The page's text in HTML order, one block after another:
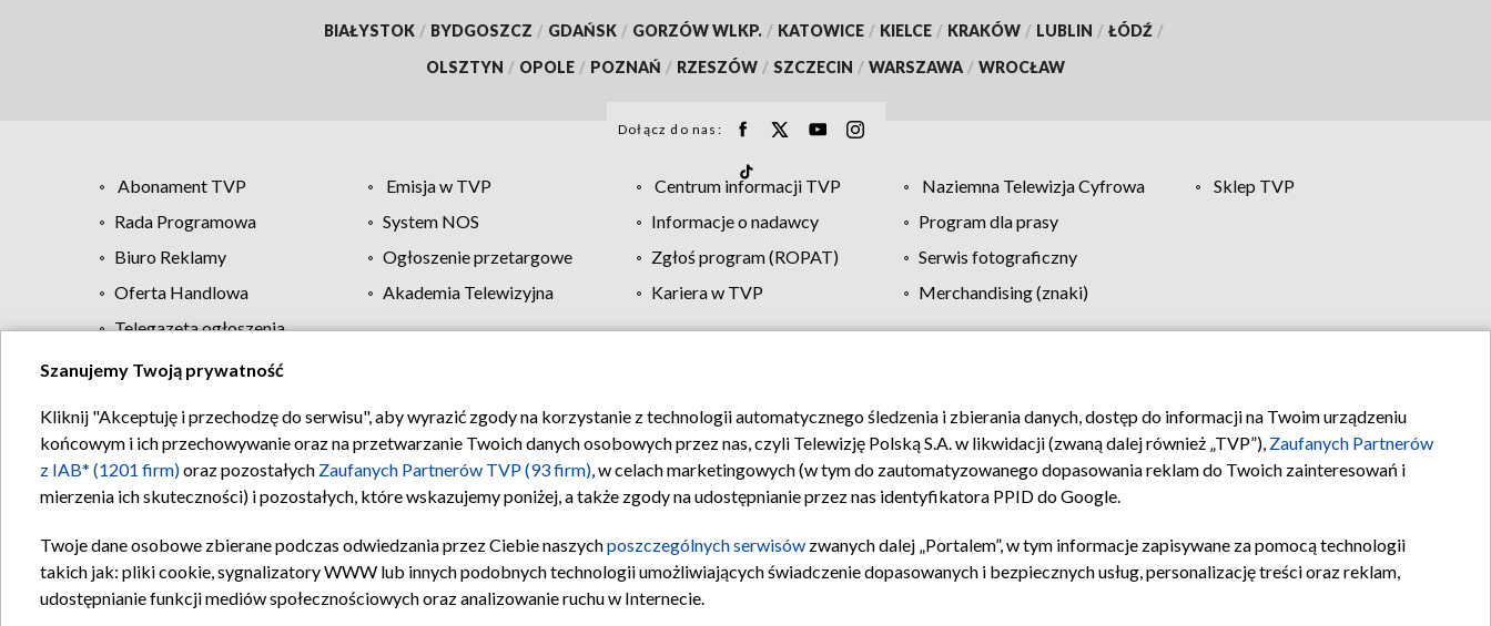
BIAŁYSTOK / BYDGOSZCZ / GDAŃSK / GORZÓW WLKP. / KATOWICE / KIELCE / KRAKÓW / LUBLIN / ŁÓDŹ /
OLSZTYN / OPOLE / POZNAŃ / RZESZÓW / SZCZECIN / WARSZAWA / WROCŁAW
Dołącz do nas:
Abonament TVP Emisja w TVP Centrum informacji TVP Naziemna Telewizja Cyfrowa
Sklep TVP
Rada Programowa
System NOS Informacje o nadawcy
Program dla prasy
Biuro Reklamy
Ogłoszenie przetargowe Zgłoś program (ROPAT)
Serwis fotograficzny
Oferta Handlowa
Akademia Telewizyjna Kariera w TVP
Merchandising (znaki)
Telegazeta ogłoszenia
Regulamin TVP Polityka prywatności Moje zgody Pomoc Biuro reklamy Kontakt
Szanujemy Twoją prywatność
Kliknij "Akceptuję i przechodzę do serwisu", aby wyrazić zgody na korzystanie z technologii automatycznego śledzenia i zbierania danych, dostęp do informacji na Twoim urządzeniu
końcowym i ich przechowywanie oraz na przetwarzanie Twoich danych osobowych przez nas, czyli Telewizję Polską S.A. w likwidacji (zwaną dalej również „TVP”), Zaufanych Partnerów
z IAB* (1201 firm)oraz pozostałych Zaufanych Partnerów TVP (93 firm), w celach marketingowych (w tym do zautomatyzowanego dopasowania reklam do Twoich zainteresowań i
mierzenia ich skuteczności) i pozostałych, które wskazujemy poniżej, a także zgody na udostępnianie przez nas identyfikatora PPID do Google.
Twoje dane osobowe zbierane podczas odwiedzania przez Ciebie naszychposzczególnych serwisów zwanych dalej „Portalem”, w tym informacje zapisywane za pomocą technologii
takich jak: pliki cookie, sygnalizatory WWW lub innych podobnych technologii umożliwiających świadczenie dopasowanych i bezpiecznych usług, personalizację treści oraz reklam,
udostępnianie funkcji mediów społecznościowych oraz analizowanie ruchu w Internecie.